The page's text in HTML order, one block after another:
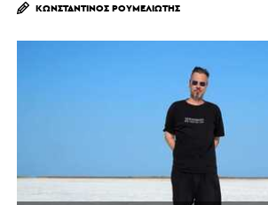
ΚΩΝΣΤΑΝΤΊΝΟΣ ΡΟΥΜΕΛΙΏΤΗΣ